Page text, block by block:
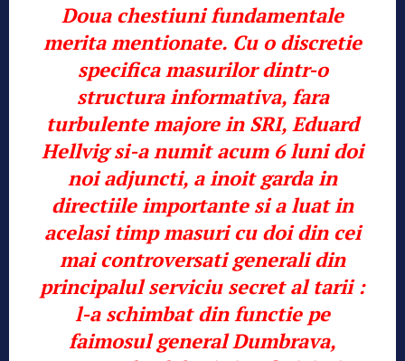
Doua chestiuni fundamentale
merita mentionate. Cu o discretie
specifica masurilor dintr-o
structura informativa, fara
turbulente majore in SRI, Eduard
Hellvig si-a numit acum 6 luni doi
noi adjuncti, a inoit garda in
directiile importante si a luat in
acelasi timp masuri cu doi din cei
mai controversati generali din
principalul serviciu secret al tarii :
l-a schimbat din functie pe
faimosul general Dumbrava,